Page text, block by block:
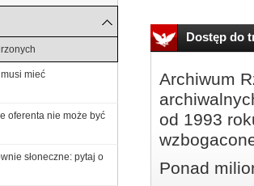
Dostęp do
Archiwum
od 1993
Ponad
mieć
oferenta nie może być
słoneczne: pytaj o